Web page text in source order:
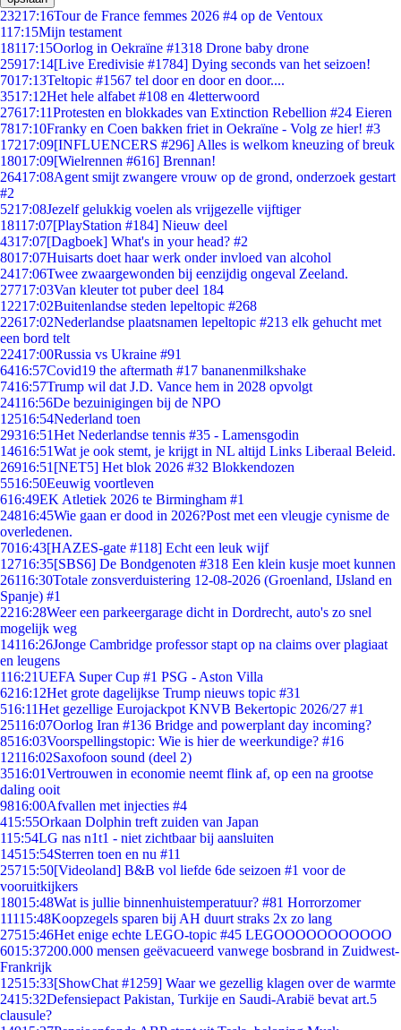
23217:16Tour de France femmes 2026 #4 op de Ventoux
117:15Mijn testament
18117:15Oorlog in Oekraïne #1318 Drone baby drone
25917:14[Live Eredivisie #1784] Dying seconds van het seizoen!
7017:13Teltopic #1567 tel door en door en door....
3517:12Het hele alfabet #108 en 4letterwoord
27617:11Protesten en blokkades van Extinction Rebellion #24 Eieren
7817:10Franky en Coen bakken friet in Oekraïne - Volg ze hier! #3
17217:09[INFLUENCERS #296] Alles is welkom kneuzing of breuk
18017:09[Wielrennen #616] Brennan!
26417:08Agent smijt zwangere vrouw op de grond, onderzoek gestart
#2
5217:08Jezelf gelukkig voelen als vrijgezelle vijftiger
18117:07[PlayStation #184] Nieuw deel
4317:07[Dagboek] What's in your head? #2
8017:07Huisarts doet haar werk onder invloed van alcohol
2417:06Twee zwaargewonden bij eenzijdig ongeval Zeeland.
27717:03Van kleuter tot puber deel 184
12217:02Buitenlandse steden lepeltopic #268
22617:02Nederlandse plaatsnamen lepeltopic #213 elk gehucht met
een bord telt
22417:00Russia vs Ukraine #91
6416:57Covid19 the aftermath #17 bananenmilkshake
7416:57Trump wil dat J.D. Vance hem in 2028 opvolgt
24116:56De bezuinigingen bij de NPO
12516:54Nederland toen
29316:51Het Nederlandse tennis #35 - Lamensgodin
14616:51Wat je ook stemt, je krijgt in NL altijd Links Liberaal Beleid.
26916:51 [NET5] Het blok 2026 #32 Blokkendozen
5516:50Eeuwig voortleven
616:49EK Atletiek 2026 te Birmingham #1
24816:45Wie gaan er dood in 2026?Post met een vleugje cynisme de
overledenen.
7016:43[HAZES-gate #118] Echt een leuk wijf
12716:35[SBS6] De Bondgenoten #318 Een klein kusje moet kunnen
26116:30Totale zonsverduistering 12-08-2026 (Groenland, IJsland en
Spanje) #1
2216:28Weer een parkeergarage dicht in Dordrecht, auto's zo snel
mogelijk weg
14116:26Jonge Cambridge professor stapt op na claims over plagiaat
en leugens
116:21UEFA Super Cup #1 PSG - Aston Villa
6216:12Het grote dagelijkse Trump nieuws topic #31
516:11Het gezellige Eurojackpot KNVB Bekertopic 2026/27 #1
25116:07Oorlog Iran #136 Bridge and powerplant day incoming?
8516:03Voorspellingstopic: Wie is hier de weerkundige? #16
12116:02Saxofoon sound (deel 2)
3516:01Vertrouwen in economie neemt flink af, op een na grootse
daling ooit
9816:00Afvallen met injecties #4
415:55Orkaan Dolphin treft zuiden van Japan
115:54LG nas n1t1 - niet zichtbaar bij aansluiten
14515:54Sterren toen en nu #11
25715:50[Videoland] B&B vol liefde 6de seizoen #1 voor de
vooruitkijkers
18015:48Wat is jullie binnenhuistemperatuur? #81 Horrorzomer
11115:48Koopzegels sparen bij AH duurt straks 2x zo lang
27515:46Het enige echte LEGO-topic #45 LEGOOOOOOOOOOO
6015:37200.000 mensen geëvacueerd vanwege bosbrand in Zuidwest-
Frankrijk
12515:33[ShowChat #1259] Waar we gezellig klagen over de warmte
2415:32Defensiepact Pakistan, Turkije en Saudi-Arabië bevat art.5
clausule?